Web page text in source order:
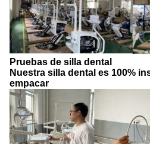
Pruebas de silla dental
Nuestra silla dental es 100%
empacar